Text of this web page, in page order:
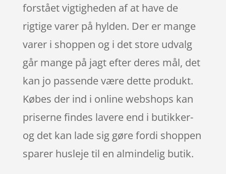
forstået vigtigheden af at have de
rigtige varer på hylden. Der er mange
varer i shoppen og i det store udvalg
går mange på jagt efter deres mål, det
kan jo passende være dette produkt.
Købes der ind i online webshops kan
priserne findes lavere end i butikker-
og det kan lade sig gøre fordi shoppen
sparer husleje til en almindelig butik.